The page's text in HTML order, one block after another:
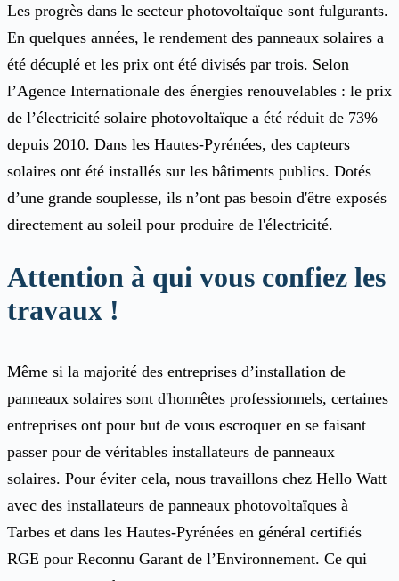
Les progrès dans le secteur photovoltaïque sont fulgurants.
En quelques années, le rendement des panneaux solaires a
été décuplé et les prix ont été divisés par trois. Selon
l’Agence Internationale des énergies renouvelables : le prix
de l’électricité solaire photovoltaïque a été réduit de 73%
depuis 2010. Dans les Hautes-Pyrénées, des capteurs
solaires ont été installés sur les bâtiments publics. Dotés
d’une grande souplesse, ils n’ont pas besoin d'être exposés
directement au soleil pour produire de l'électricité.
Attention à qui vous confiez les
travaux !
Même si la majorité des entreprises d’installation de
panneaux solaires sont d'honnêtes professionnels, certaines
entreprises ont pour but de vous escroquer en se faisant
passer pour de véritables installateurs de panneaux
solaires. Pour éviter cela, nous travaillons chez Hello Watt
avec des installateurs de panneaux photovoltaïques à
Tarbes et dans les Hautes-Pyrénées en général certifiés
RGE pour Reconnu Garant de l’Environnement. Ce qui